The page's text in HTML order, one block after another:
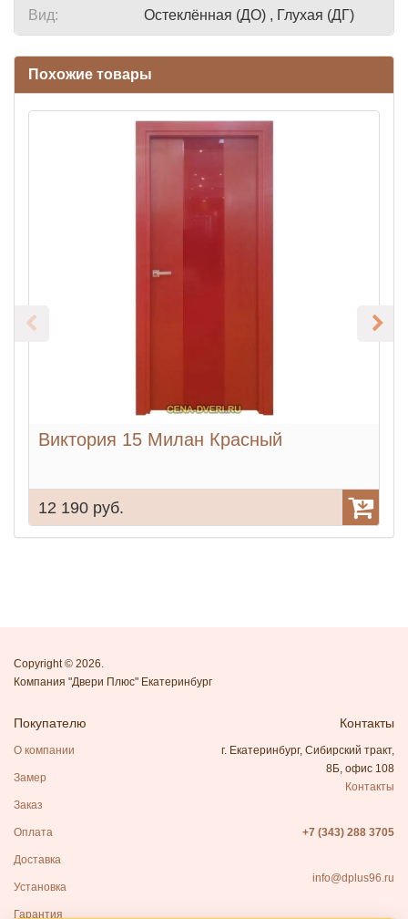
Вид: Остеклённая (ДО) , Глухая (ДГ)
Похожие товары
Виктория 15 Милан Красный
12 190 руб.
Copyright © 2026.
Компания "Двери Плюс" Екатеринбург
Покупателю
О компании
Замер
Заказ
Оплата
Доставка
Установка
Гарантия
Контакты
г. Екатеринбург, Сибирский тракт,
8Б, офис 108
Контакты
+7 (343) 288 3705
info@dplus96.ru